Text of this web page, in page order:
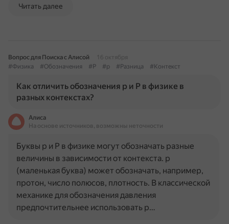
Читать далее
Вопрос для Поиска с Алисой
16 октября
#Физика
#Обозначения #P #p #Разница #Контекст
Как отличить обозначения p и P в физике в
разных контекстах?
Алиса
На основе источников, возможны неточности
Буквы p и P в физике могут обозначать разные
величины в зависимости от контекста. p
(маленькая буква) может обозначать, например,
протон, число полюсов, плотность. В классической
механике для обозначения давления
предпочтительнее использовать p…